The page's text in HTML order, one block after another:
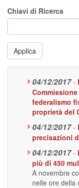
Chiavi di Ricerca
Applica
04/12/2017 -
federalismo
proprietà del
04/12/2017 -
precisazioni
04/12/2017 -
più di 450
A novembre
nelle ore della